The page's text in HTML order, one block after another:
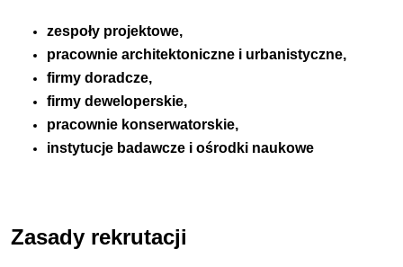
zespoły projektowe,
pracownie architektoniczne i urbanistyczne,
firmy doradcze,
firmy deweloperskie,
pracownie konserwatorskie,
instytucje badawcze i ośrodki naukowe
Zasady rekrutacji